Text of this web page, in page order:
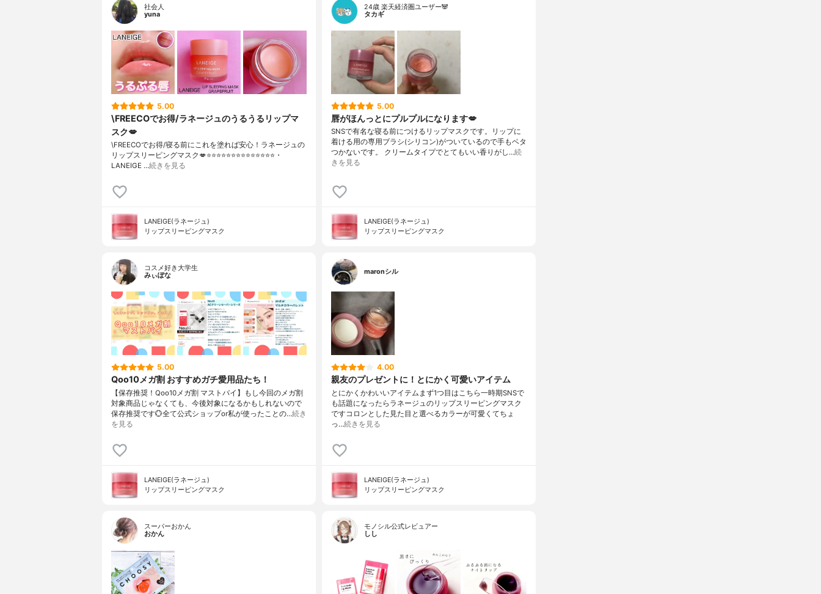
社会人
yuna
5.00
\FREECOでお得/ラネージュのうるうるリップマ
スク💋
\FREECOでお得/寝る前にこれを塗れば安心！ラネージュの
リップスリーピングマスク💋⭐️⭐️⭐️⭐️⭐️⭐️⭐️⭐️⭐️⭐️⭐️⭐️⭐️⭐️・
LANEIGE …続きを見る
LANEIGE(ラネージュ)
リップスリーピングマスク
24歳 楽天経済圏ユーザー🐼
タカギ
5.00
唇がほんっとにプルプルになります💋
SNSで有名な寝る前につけるリップマスクです。リップに
着ける用の専用ブラシ(シリコン)がついているので手もベタ
つかないです。 クリームタイプでとてもいい香りがし…続
きを見る
LANEIGE(ラネージュ)
リップスリーピングマスク
コスメ好き大学生
みぃぽな
5.00
Qoo10メガ割 おすすめガチ愛用品たち！
【保存推奨！Qoo10メガ割 マストバイ】もし今回のメガ割
対象商品じゃなくても、今後対象になるかもしれないので
保存推奨です💮全て公式ショップor私が使ったことの…続き
を見る
LANEIGE(ラネージュ)
リップスリーピングマスク
maronシル
4.00
親友のプレゼントに！とにかく可愛いアイテム
とにかくかわいいアイテムまず1つ目はこちら一時期SNSで
も話題になったらラネージュのリップスリーピングマスク
ですコロンとした見た目と選べるカラーが可愛くてちょ
っ…続きを見る
LANEIGE(ラネージュ)
リップスリーピングマスク
スーパーおかん
おかん
モノシル公式レビュアー
しし